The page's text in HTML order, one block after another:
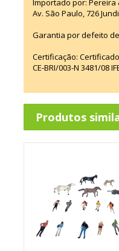
Importado por: Pereira
Av. São Paulo, 726
Garantia por defeito
Certificação:
CE-BRI/003-N 3481/08
Produtos